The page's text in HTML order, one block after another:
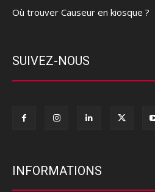
Où trouver Causeur en kiosque ?
SUIVEZ-NOUS
INFORMATIONS